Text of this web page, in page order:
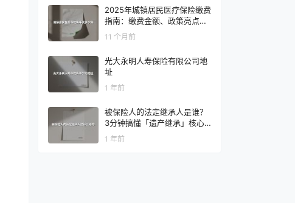
2025年城镇居民医疗保险缴费
指南：缴费金额、政策亮点全
解析
11 个月前
光大永明人寿保险有限公司地
址
1 年前
被保险人的法定继承人是谁？
3分钟搞懂「遗产继承」核心
法则
1 年前